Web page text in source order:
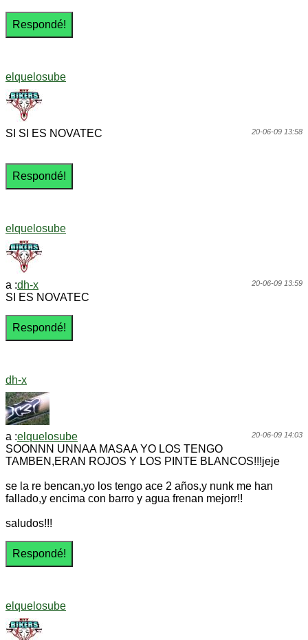
elquelosube
20-06-09 13:58
SI SI ES NOVATEC
elquelosube
20-06-09 13:59
a :dh-x
SI ES NOVATEC
dh-x
20-06-09 14:03
a :elquelosube
SOONNN UNNAA MASAA YO LOS TENGO
TAMBEN,ERAN ROJOS Y LOS PINTE BLANCOS!!!jeje
se la re bencan,yo los tengo ace 2 años,y nunk me han
fallado,y encima con barro y agua frenan mejorr!!
saludos!!!
elquelosube